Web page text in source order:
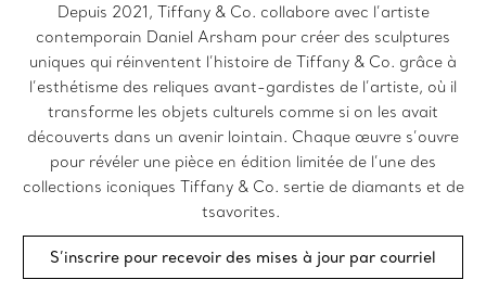
Depuis 2021, Tiffany & Co. collabore avec l’artiste
contemporain Daniel Arsham pour créer des sculptures
uniques qui réinventent l’histoire de Tiffany & Co. grâce à
l’esthétisme des reliques avant-gardistes de l’artiste, où il
transforme les objets culturels comme si on les avait
découverts dans un avenir lointain. Chaque œuvre s’ouvre
pour révéler une pièce en édition limitée de l’une des
collections iconiques Tiffany & Co. sertie de diamants et de
tsavorites.
S’inscrire pour recevoir des mises à jour par courriel